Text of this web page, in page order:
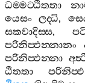
ධම‍්මට‍්ඨිතතා
යෙසං ලද‍්ධි,
සකවාදිස‍්ස,
පරිනිප‍්ඵන‍්නානං
පරිනිප‍්ඵන‍්නා
ඨිතතා